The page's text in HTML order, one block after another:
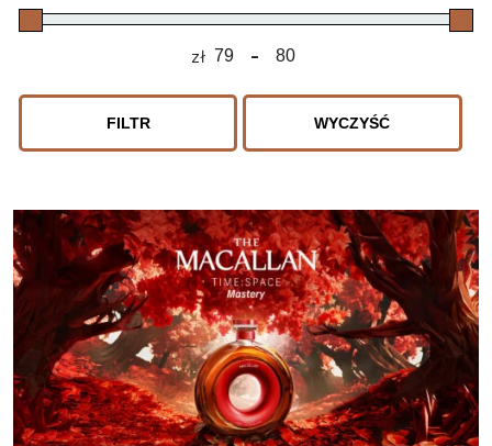
zł Minimum Price
-
Maximum Price
FILTR WYCZYŚĆ